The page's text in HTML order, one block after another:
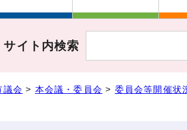
サイト内検索
議会 > 本会議・委員会 > 委員会等開催状